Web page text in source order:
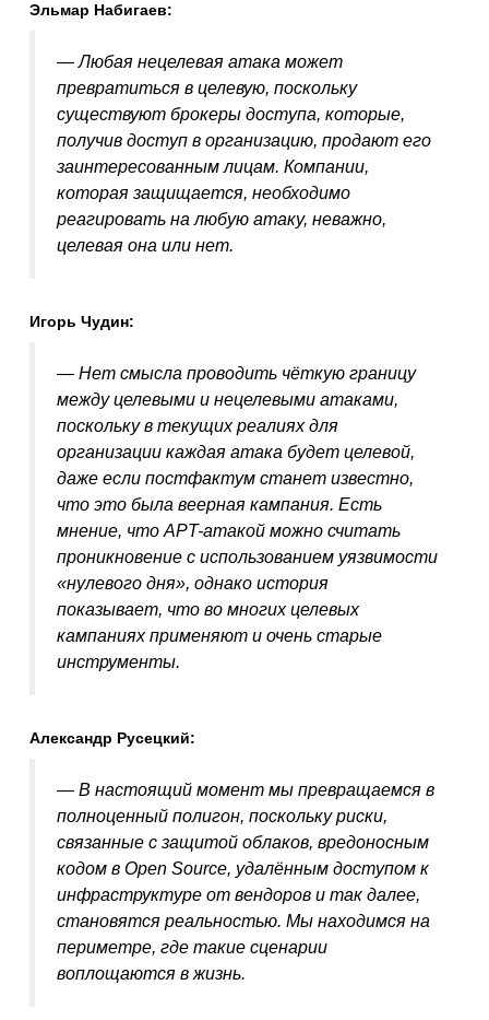
Эльмар Набигаев:
— Любая нецелевая атака может
превратиться в целевую, поскольку
существуют брокеры доступа, которые,
получив доступ в организацию, продают его
заинтересованным лицам. Компании,
которая защищается, необходимо
реагировать на любую атаку, неважно,
целевая она или нет.
Игорь Чудин:
— Нет смысла проводить чёткую границу
между целевыми и нецелевыми атаками,
поскольку в текущих реалиях для
организации каждая атака будет целевой,
даже если постфактум станет известно,
что это была веерная кампания. Есть
мнение, что APT-атакой можно считать
проникновение с использованием уязвимости
«нулевого дня», однако история
показывает, что во многих целевых
кампаниях применяют и очень старые
инструменты.
Александр Русецкий:
— В настоящий момент мы превращаемся в
полноценный полигон, поскольку риски,
связанные с защитой облаков, вредоносным
кодом в Open Source, удалённым доступом к
инфраструктуре от вендоров и так далее,
становятся реальностью. Мы находимся на
периметре, где такие сценарии
воплощаются в жизнь.